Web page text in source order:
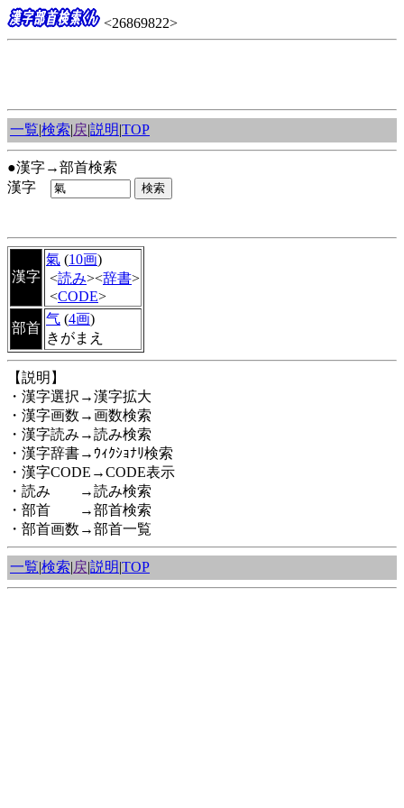
<26869822>
一覧|検索|戻|説明|TOP
●漢字→部首検索
漢字
漢字
氣 (10画)
<読み><辞書>
<CODE>
部首
气 (4画)
きがまえ
【説明】
・漢字選択→漢字拡大
・漢字画数→画数検索
・漢字読み→読み検索
・漢字辞書→ｳｨｸｼｮﾅﾘ検索
・漢字CODE→CODE表示
・読み →読み検索
・部首 →部首検索
・部首画数→部首一覧
一覧|検索|戻|説明|TOP